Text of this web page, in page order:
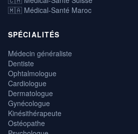
🇲🇦 Médical-Santé Maroc
SPÉCIALITÉS
Médecin généraliste
Dentiste
Ophtalmologue
Cardiologue
Dermatologue
Gynécologue
Kinésithérapeute
Ostéopathe